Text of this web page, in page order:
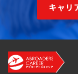
キャリ